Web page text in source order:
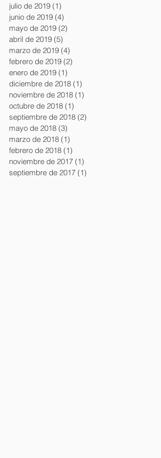
julio de 2019 (1)
junio de 2019 (4)
mayo de 2019 (2)
abril de 2019 (5)
marzo de 2019 (4)
febrero de 2019 (2)
enero de 2019 (1)
diciembre de 2018 (1)
noviembre de 2018 (1)
octubre de 2018 (1)
septiembre de 2018 (2)
mayo de 2018 (3)
marzo de 2018 (1)
febrero de 2018 (1)
noviembre de 2017 (1)
septiembre de 2017 (1)